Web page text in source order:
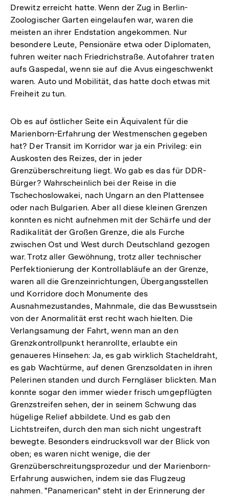
Drewitz erreicht hatte. Wenn der Zug in Berlin-
Zoologischer Garten eingelaufen war, waren die
meisten an ihrer Endstation angekommen. Nur
besondere Leute, Pensionäre etwa oder Diplomaten,
fuhren weiter nach Friedrichstraße. Autofahrer traten
aufs Gaspedal, wenn sie auf die Avus eingeschwenkt
waren. Auto und Mobilität, das hatte doch etwas mit
Freiheit zu tun.
Ob es auf östlicher Seite ein Äquivalent für die
Marienborn-Erfahrung der Westmenschen gegeben
hat? Der Transit im Korridor war ja ein Privileg: ein
Auskosten des Reizes, der in jeder
Grenzüberschreitung liegt. Wo gab es das für DDR-
Bürger? Wahrscheinlich bei der Reise in die
Tschechoslowakei, nach Ungarn an den Plattensee
oder nach Bulgarien. Aber all diese kleinen Grenzen
konnten es nicht aufnehmen mit der Schärfe und der
Radikalität der Großen Grenze, die als Furche
zwischen Ost und West durch Deutschland gezogen
war. Trotz aller Gewöhnung, trotz aller technischer
Perfektionierung der Kontrollabläufe an der Grenze,
waren all die Grenzeinrichtungen, Übergangsstellen
und Korridore doch Monumente des
Ausnahmezustandes, Mahnmale, die das Bewusstsein
von der Anormalität erst recht wach hielten. Die
Verlangsamung der Fahrt, wenn man an den
Grenzkontrollpunkt heranrollte, erlaubte ein
genaueres Hinsehen: Ja, es gab wirklich Stacheldraht,
es gab Wachtürme, auf denen Grenzsoldaten in ihren
Pelerinen standen und durch Ferngläser blickten. Man
konnte sogar den immer wieder frisch umgepflügten
Grenzstreifen sehen, der in seinem Schwung das
hügelige Relief abbildete. Und es gab den
Lichtstreifen, durch den man sich nicht ungestraft
bewegte. Besonders eindrucksvoll war der Blick von
oben; es waren nicht wenige, die der
Grenzüberschreitungsprozedur und der Marienborn-
Erfahrung auswichen, indem sie das Flugzeug
nahmen. "Panamerican" steht in der Erinnerung der